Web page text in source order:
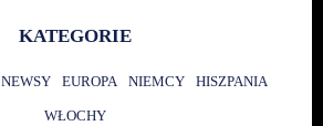
KATEGORIE
NEWSY EUROPA NIEMCY HISZPANIA
WŁOCHY